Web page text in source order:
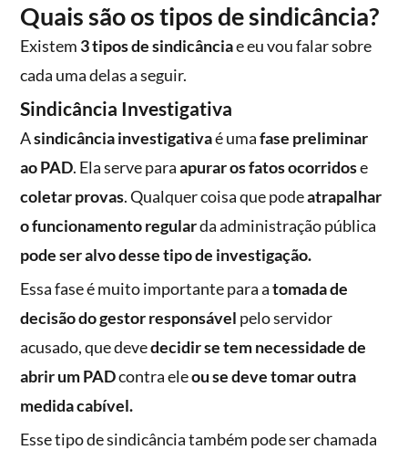
Quais são os tipos de sindicância?
Existem 3 tipos de sindicânciae eu vou falar sobre
cada uma delas a seguir.
Sindicância Investigativa
Asindicância investigativaé umafase preliminar
ao PAD. Ela serve paraapurar os fatos ocorridose
coletar provas. Qualquer coisa que podeatrapalhar
o funcionamento regularda administração pública
pode ser alvo desse tipo de investigação.
Essa fase é muito importante para atomada de
decisão do gestor responsável pelo servidor
acusado, que devedecidir se tem necessidade de
abrir um PADcontra eleou se deve tomar outra
medida cabível.
Esse tipo de sindicância também pode ser chamada